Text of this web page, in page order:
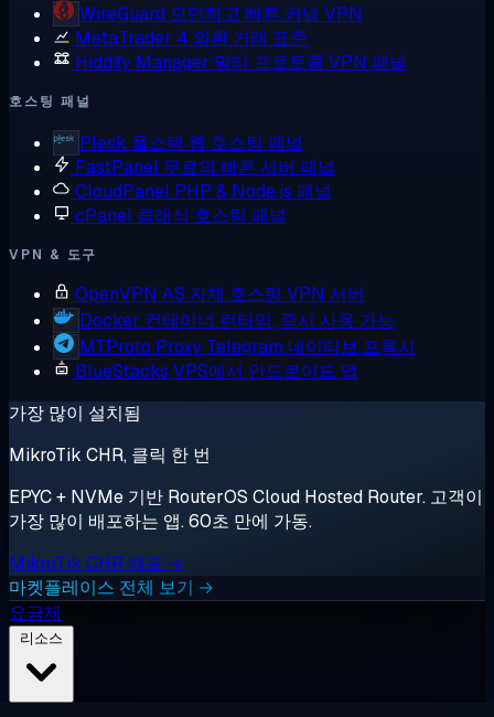
WireGuard 모던하고 빠른 커널 VPN
MetaTrader 4 외환 거래 표준
Hiddify Manager 멀티 프로토콜 VPN 패널
호스팅 패널
Plesk 풀스택 웹 호스팅 패널
FastPanel 무료의 빠른 서버 패널
CloudPanel PHP & Node.js 패널
cPanel 클래식 호스팅 패널
VPN & 도구
OpenVPN AS 자체 호스팅 VPN 서버
Docker 컨테이너 런타임, 즉시 사용 가능
MTProto Proxy Telegram 네이티브 프록시
BlueStacks VPS에서 안드로이드 앱
가장 많이 설치됨
MikroTik CHR, 클릭 한 번
EPYC + NVMe 기반 RouterOS Cloud Hosted Router. 고객이
가장 많이 배포하는 앱. 60초 만에 가동.
MikroTik CHR 배포 →
마켓플레이스 전체 보기 →
요금제